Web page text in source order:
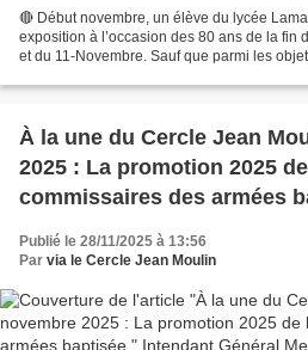
🔴 Début novembre, un élève du lycée
exposition à l’occasion des 80 ans de la fin
et du 11-Novembre. Sauf que parmi les
À la une du Cercle Jean
2025 : La promotion 2025
commissaires des armées
BAUDOUIN)
Publié le 28/11/2025 à 13:56
Par via le Cercle Jean Moulin